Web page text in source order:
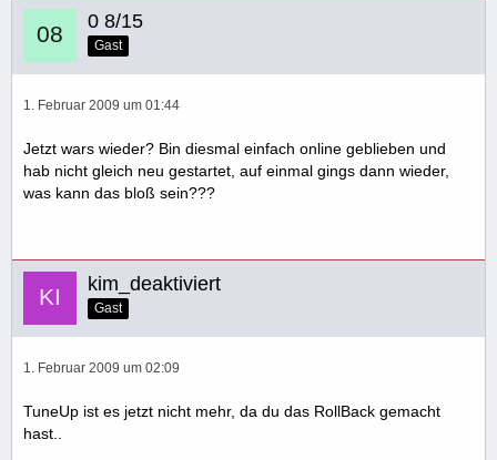
0 8/15
Gast
1. Februar 2009 um 01:44
Jetzt wars wieder? Bin diesmal einfach online geblieben und
hab nicht gleich neu gestartet, auf einmal gings dann wieder,
was kann das bloß sein???
kim_deaktiviert
Gast
1. Februar 2009 um 02:09
TuneUp ist es jetzt nicht mehr, da du das RollBack gemacht
hast..